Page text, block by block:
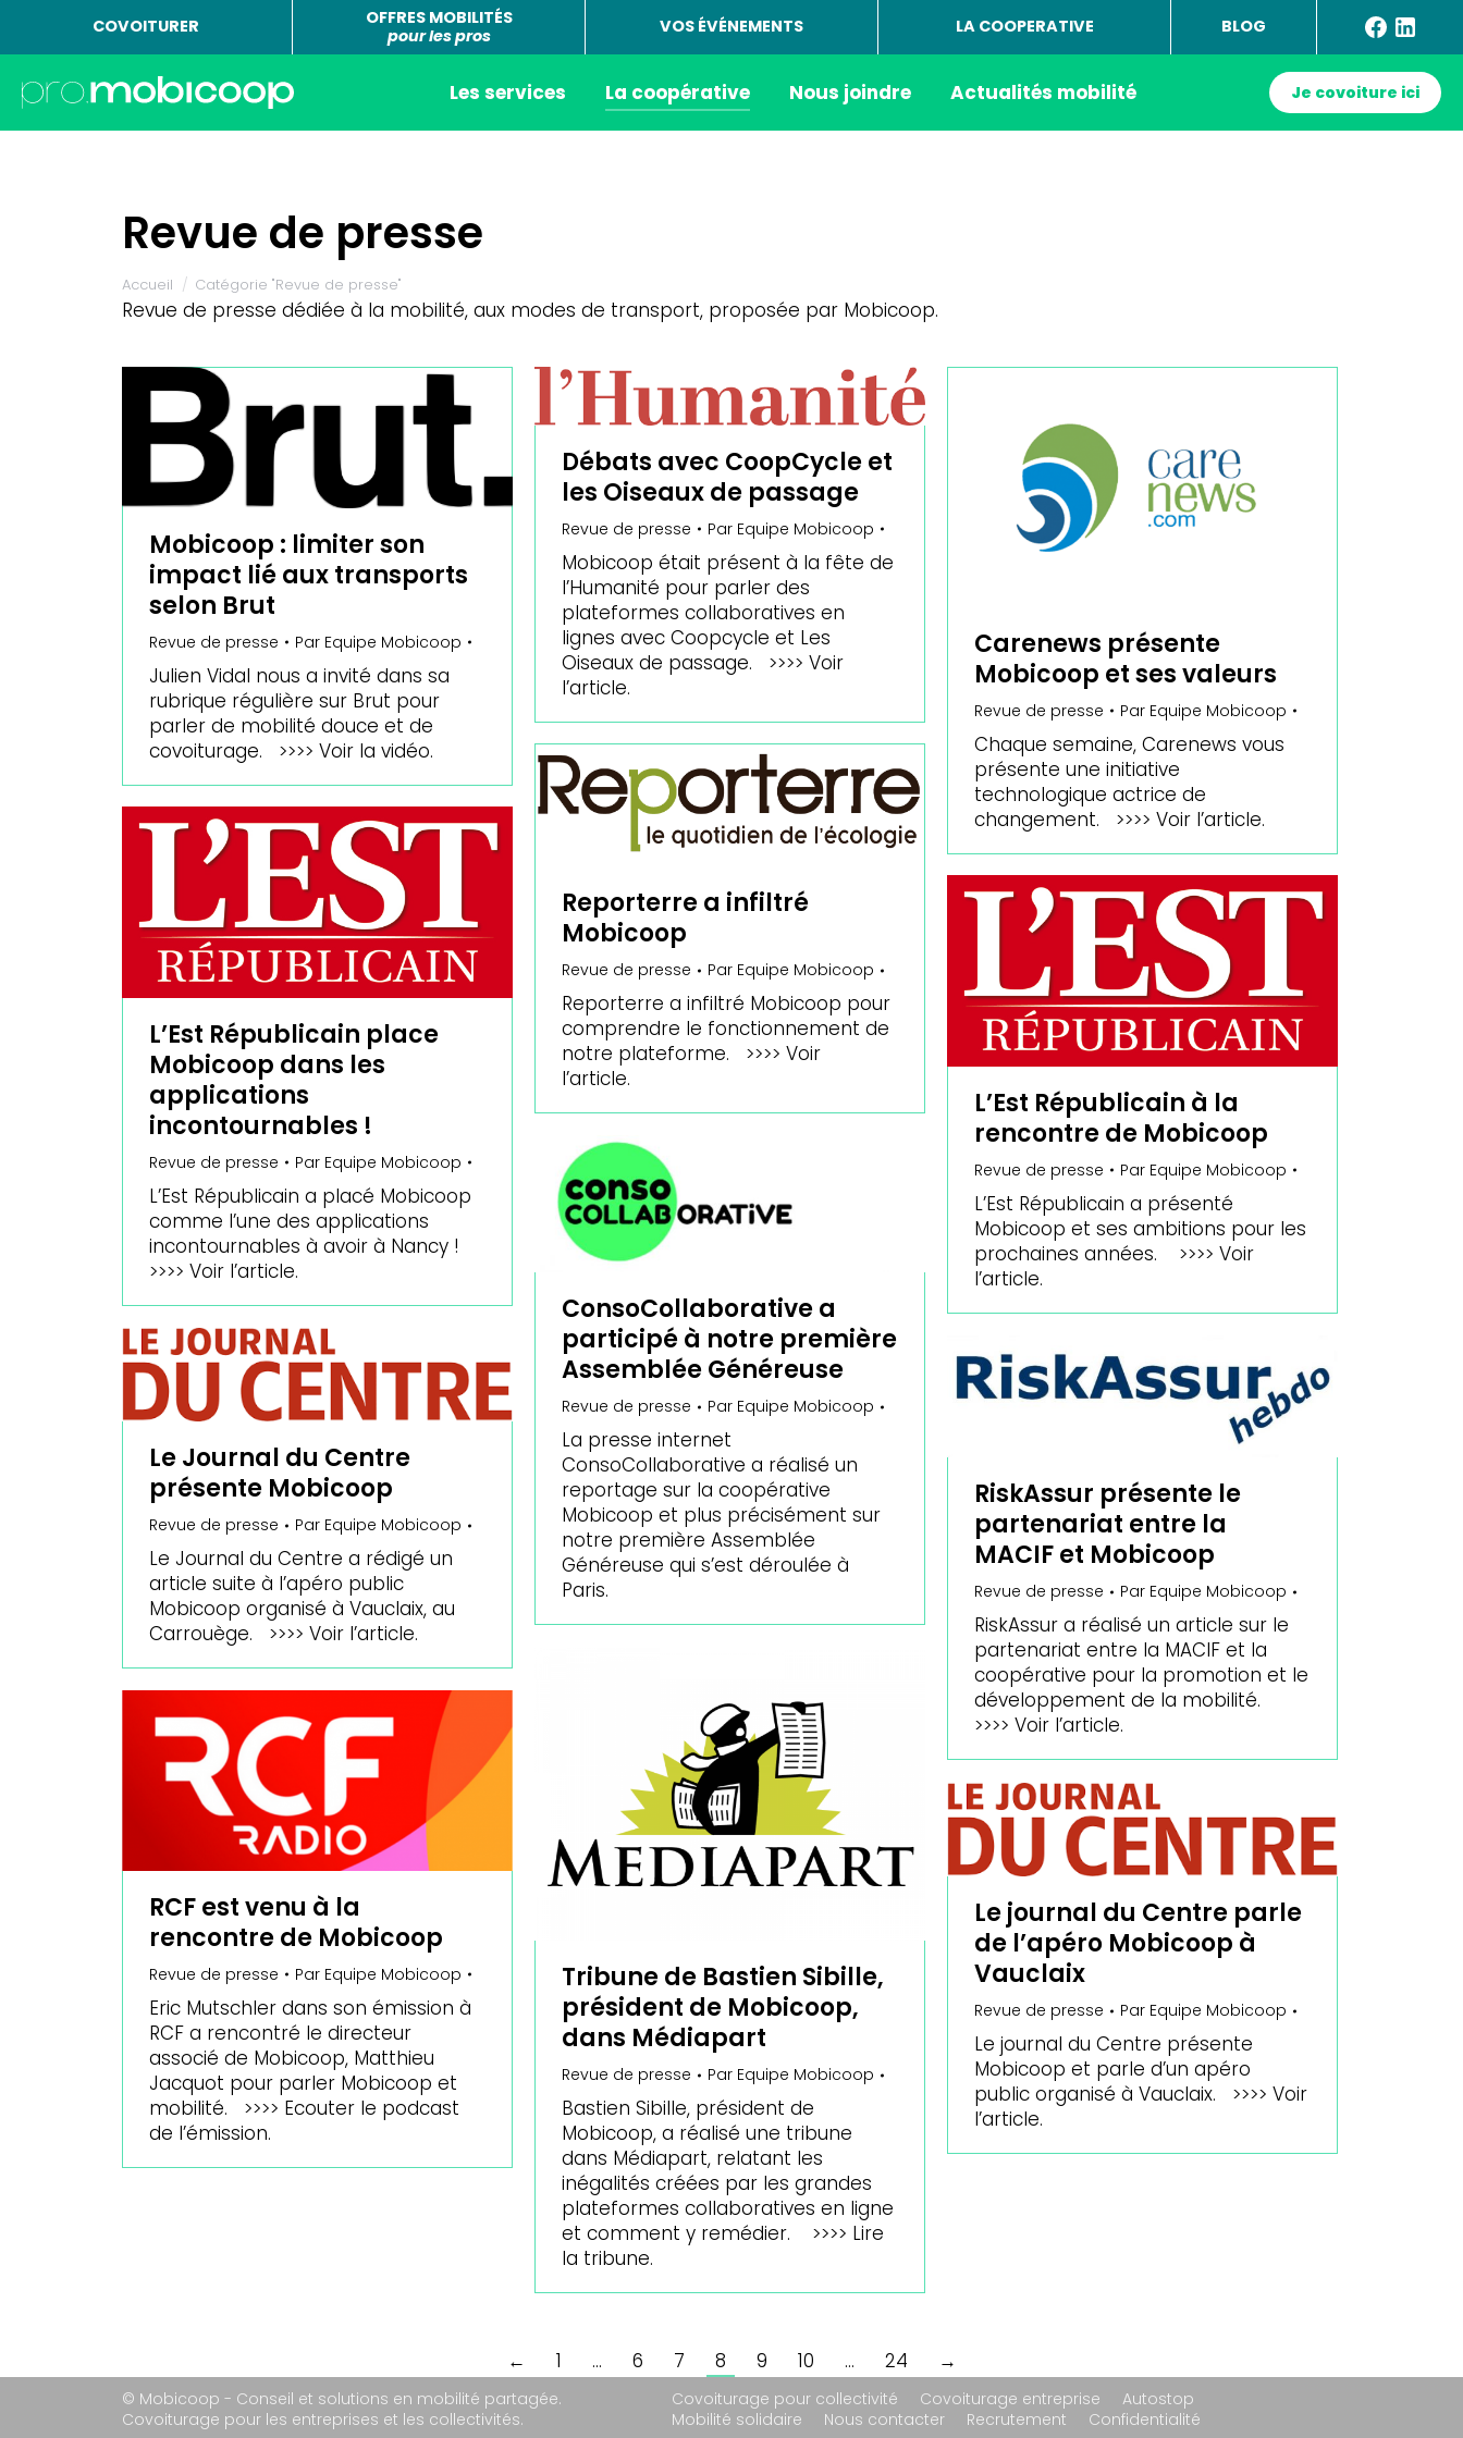
COVOITURER
OFFRES MOBILITÉS
pour les pros
VOS ÉVÉNEMENTS LA COOPERATIVE BLOG
Les services La coopérative Nous joindre Actualités mobilité Je covoiture ici
Revue de presse
Vous êtes ici :
Accueil Catégorie "Revue de presse"
Revue de presse dédiée à la mobilité, aux modes de transport, proposée par Mobicoop.
Mobicoop : limiter son
impact lié aux transports
selon Brut
Revue de presse Par Equipe Mobicoop
Julien Vidal nous a invité dans sa
rubrique régulière sur Brut pour
parler de mobilité douce et de
covoiturage. >>>> Voir la vidéo.
Débats avec CoopCycle et
les Oiseaux de passage
Revue de presse Par Equipe Mobicoop
Mobicoop était présent à la fête de
l’Humanité pour parler des
plateformes collaboratives en
lignes avec Coopcycle et Les
Oiseaux de passage. >>>> Voir
l’article.
Carenews présente
Mobicoop et ses valeurs
Revue de presse Par Equipe Mobicoop
Chaque semaine, Carenews vous
présente une initiative
technologique actrice de
changement. >>>> Voir l’article.
Reporterre a infiltré
Mobicoop
Revue de presse Par Equipe Mobicoop
Reporterre a infiltré Mobicoop pour
comprendre le fonctionnement de
notre plateforme. >>>> Voir
l’article.
L’Est Républicain place
Mobicoop dans les
applications
incontournables !
Revue de presse Par Equipe Mobicoop
L’Est Républicain a placé Mobicoop
comme l’une des applications
incontournables à avoir à Nancy !
>>>> Voir l’article.
L’Est Républicain à la
rencontre de Mobicoop
Revue de presse Par Equipe Mobicoop
L’Est Républicain a présenté
Mobicoop et ses ambitions pour les
prochaines années. >>>> Voir
l’article.
ConsoCollaborative a
participé à notre première
Assemblée Généreuse
Revue de presse Par Equipe Mobicoop
La presse internet
ConsoCollaborative a réalisé un
reportage sur la coopérative
Mobicoop et plus précisément sur
notre première Assemblée
Généreuse qui s’est déroulée à
Paris.
Le Journal du Centre
présente Mobicoop
Revue de presse Par Equipe Mobicoop
Le Journal du Centre a rédigé un
article suite à l’apéro public
Mobicoop organisé à Vauclaix, au
Carrouège. >>>> Voir l’article.
RiskAssur présente le
partenariat entre la
MACIF et Mobicoop
Revue de presse Par Equipe Mobicoop
RiskAssur a réalisé un article sur le
partenariat entre la MACIF et la
coopérative pour la promotion et le
développement de la mobilité.
>>>> Voir l’article.
Tribune de Bastien Sibille,
président de Mobicoop,
dans Médiapart
Revue de presse Par Equipe Mobicoop
Bastien Sibille, président de
Mobicoop, a réalisé une tribune
dans Médiapart, relatant les
inégalités créées par les grandes
plateformes collaboratives en ligne
et comment y remédier. >>>> Lire
la tribune.
RCF est venu à la
rencontre de Mobicoop
Revue de presse Par Equipe Mobicoop
Eric Mutschler dans son émission à
RCF a rencontré le directeur
associé de Mobicoop, Matthieu
Jacquot pour parler Mobicoop et
mobilité. >>>> Ecouter le podcast
de l’émission.
Le journal du Centre parle
de l’apéro Mobicoop à
Vauclaix
Revue de presse Par Equipe Mobicoop
Le journal du Centre présente
Mobicoop et parle d’un apéro
public organisé à Vauclaix. >>>> Voir
l’article.
← 1 … 6 7 8 9 10 … 24 →
© Mobicoop - Conseil et solutions en mobilité partagée.
Covoiturage pour les entreprises et les collectivités.
Covoiturage pour collectivité Covoiturage entreprise
Autostop
Mobilité solidaire
Nous contacter Recrutement Confidentialité